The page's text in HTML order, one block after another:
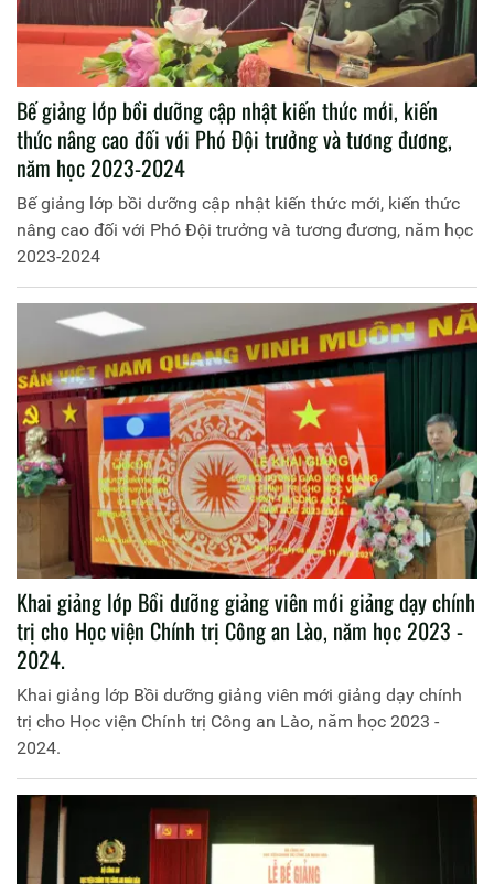
Bế giảng lớp bồi dưỡng cập nhật kiến thức mới, kiến
thức nâng cao đối với Phó Đội trưởng và tương đương,
năm học 2023-2024
Bế giảng lớp bồi dưỡng cập nhật kiến thức mới, kiến thức
nâng cao đối với Phó Đội trưởng và tương đương, năm học
2023-2024
Khai giảng lớp Bồi dưỡng giảng viên mới giảng dạy chính
trị cho Học viện Chính trị Công an Lào, năm học 2023 -
2024.
Khai giảng lớp Bồi dưỡng giảng viên mới giảng dạy chính
trị cho Học viện Chính trị Công an Lào, năm học 2023 -
2024.